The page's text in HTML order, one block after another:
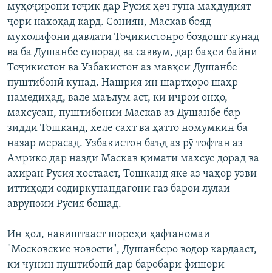
муҳоҷирони тоҷик дар Русия ҳеч гуна маҳдудият
ҷорӣ нахоҳад кард. Сониян, Маскав бояд
мухолифони давлати Тоҷикистонро боздошт кунад
ва ба Душанбе супорад ва саввум, дар баҳси байни
Тоҷикистон ва Узбакистон аз мавқеи Душанбе
пуштибонӣ кунад. Нашрия ин шартҳоро шаҳр
намедиҳад, вале маълум аст, ки иҷрои онҳо,
махсусан, пуштибонии Маскав аз Душанбе бар
зидди Тошканд, хеле сахт ва ҳатто номумкин ба
назар мерасад. Узбакистон баъд аз рӯ тофтан аз
Амрико дар назди Маскав қимати махсус дорад ва
ахиран Русия хостааст, Тошканд яке аз чаҳор узви
иттиҳоди содиркунандагони газ барои лулаи
аврупоии Русия бошад.
Ин ҳол, навиштааст шореҳи ҳафтаномаи
"Московские новости", Душанберо водор кардааст,
ки чунин пуштибонӣ дар баробари фишори